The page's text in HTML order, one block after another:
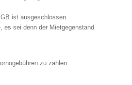
ist ausgeschlossen.
es sei denn der Mietgegenstand
zu zahlen: